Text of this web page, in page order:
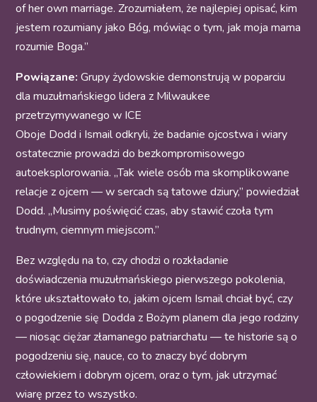
of her own marriage. Zrozumiałem, że najlepiej opisać, kim
jestem rozumiany jako Bóg, mówiąc o tym, jak moja mama
rozumie Boga.”
Powiązane: Grupy żydowskie demonstrują w poparciu
dla muzułmańskiego lidera z Milwaukee
przetrzymywanego w ICE
Oboje Dodd i Ismail odkryli, że badanie ojcostwa i wiary
ostatecznie prowadzi do bezkompromisowego
autoeksplorowania. „Tak wiele osób ma skomplikowane
relacje z ojcem — w sercach są tatowe dziury,” powiedział
Dodd. „Musimy poświęcić czas, aby stawić czoła tym
trudnym, ciemnym miejscom.”
Bez względu na to, czy chodzi o rozkładanie
doświadczenia muzułmańskiego pierwszego pokolenia,
które ukształtowało to, jakim ojcem Ismail chciał być, czy
o pogodzenie się Dodda z Bożym planem dla jego rodziny
— niosąc ciężar złamanego patriarchatu — te historie są o
pogodzeniu się, nauce, co to znaczy być dobrym
człowiekiem i dobrym ojcem, oraz o tym, jak utrzymać
wiarę przez to wszystko.